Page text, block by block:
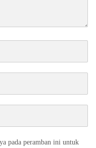
pada peramban ini untuk